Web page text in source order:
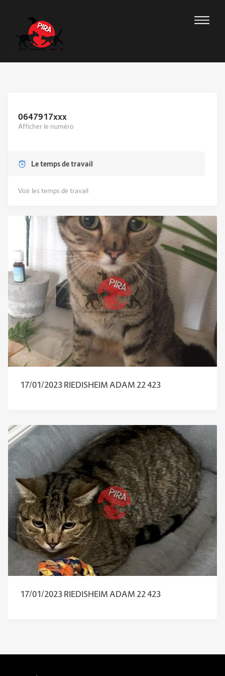
0647917xxx
Afficher le numéro
Le temps de travail
Voir les temps de travail
17/01/2023 RIEDISHEIM ADAM 22 423
17/01/2023 RIEDISHEIM ADAM 22 423